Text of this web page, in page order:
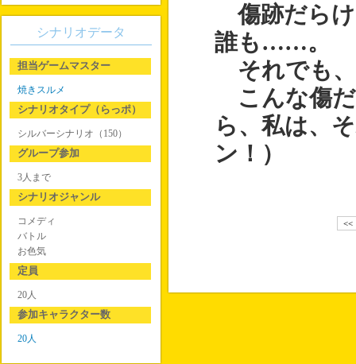
傷跡だら
誰も……。
それでも
こんな傷だ
ら、私は、
ン！）
<<
シナリオデータ
担当ゲームマスター
焼きスルメ
シナリオタイプ（らっポ）
シルバーシナリオ（150）
グループ参加
3人まで
シナリオジャンル
コメディ
バトル
お色気
定員
20人
参加キャラクター数
20人